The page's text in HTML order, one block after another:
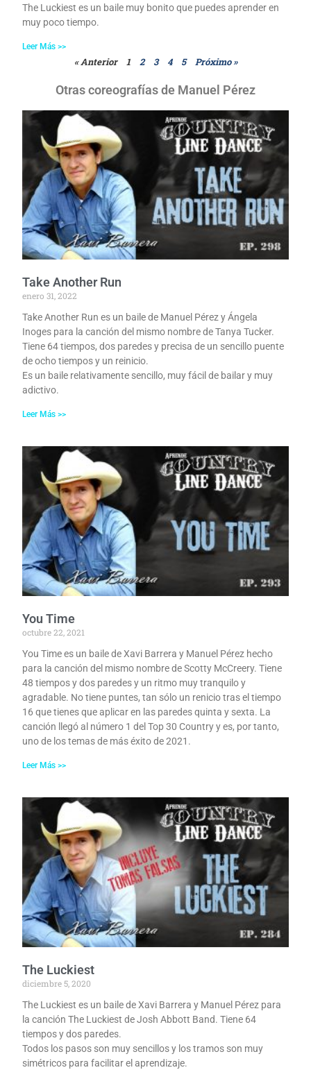
The Luckiest es un baile muy bonito que puedes aprender en
muy poco tiempo.
Leer Más >>
« Anterior 1 2 3 4 5 Próximo »
Otras coreografías de Manuel Pérez
Take Another Run
enero 31, 2022
Take Another Run es un baile de Manuel Pérez y Ángela
Inoges para la canción del mismo nombre de Tanya Tucker.
Tiene 64 tiempos, dos paredes y precisa de un sencillo puente
de ocho tiempos y un reinicio.
Es un baile relativamente sencillo, muy fácil de bailar y muy
adictivo.
Leer Más >>
You Time
octubre 22, 2021
You Time es un baile de Xavi Barrera y Manuel Pérez hecho
para la canción del mismo nombre de Scotty McCreery. Tiene
48 tiempos y dos paredes y un ritmo muy tranquilo y
agradable. No tiene puntes, tan sólo un renicio tras el tiempo
16 que tienes que aplicar en las paredes quinta y sexta. La
canción llegó al número 1 del Top 30 Country y es, por tanto,
uno de los temas de más éxito de 2021.
Leer Más >>
The Luckiest
diciembre 5, 2020
The Luckiest es un baile de Xavi Barrera y Manuel Pérez para
la canción The Luckiest de Josh Abbott Band. Tiene 64
tiempos y dos paredes.
Todos los pasos son muy sencillos y los tramos son muy
simétricos para facilitar el aprendizaje.